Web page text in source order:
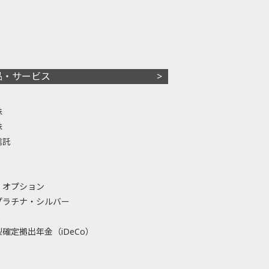
・サービス
託
プション
ラチナ・シルバー
定拠出年金（iDeCo）